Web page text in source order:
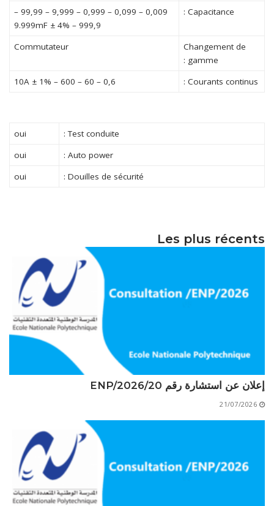
Capacitance :
0,009 – 0,099 – 0,999 – 9,999 – 99,99 –
999,9 – 9.999mF ± 4%
Changement de
gamme :
Commutateur
Courants continus :
0,6 – 60 – 600 – 10A ± 1%
Test conduite :
oui
Auto power :
oui
Douilles de sécurité :
oui
Les plus récents
إعلان عن استشارة رقم 20/ENP/2026
21/07/2026